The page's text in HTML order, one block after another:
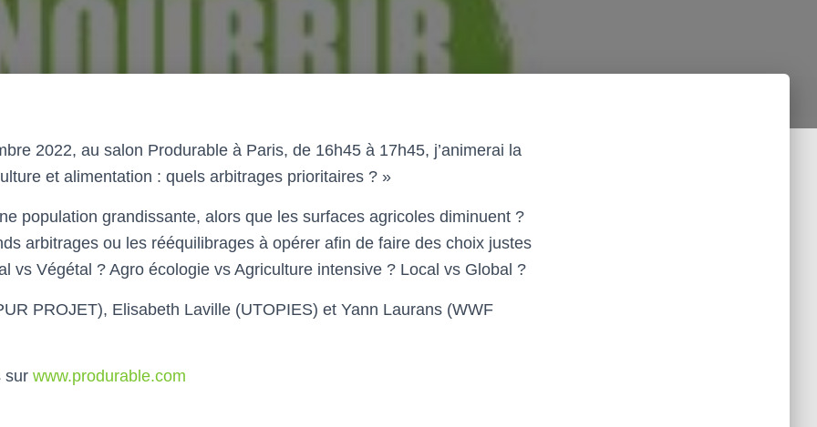
2022, au salon Produrable à Paris, de 16h45 à 17h45, j’animerai la
et alimentation : quels arbitrages prioritaires ? »
population grandissante, alors que les surfaces agricoles diminuent ?
arbitrages ou les rééquilibrages à opérer afin de faire des choix justes
vs Végétal ? Agro écologie vs Agriculture intensive ? Local vs Global ?
PROJET), Elisabeth Laville (UTOPIES) et Yann Laurans (WWF
sur www.produrable.com